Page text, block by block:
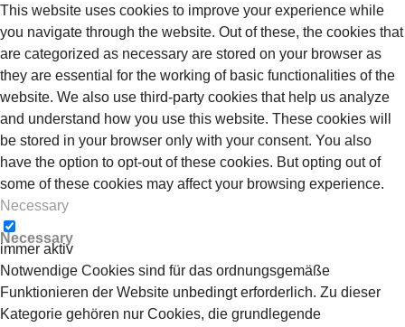
This website uses cookies to improve your experience while
you navigate through the website. Out of these, the cookies that
are categorized as necessary are stored on your browser as
they are essential for the working of basic functionalities of the
website. We also use third-party cookies that help us analyze
and understand how you use this website. These cookies will
be stored in your browser only with your consent. You also
have the option to opt-out of these cookies. But opting out of
some of these cookies may affect your browsing experience.
Necessary
Necessary
immer aktiv
Notwendige Cookies sind für das ordnungsgemäße
Funktionieren der Website unbedingt erforderlich. Zu dieser
Kategorie gehören nur Cookies, die grundlegende